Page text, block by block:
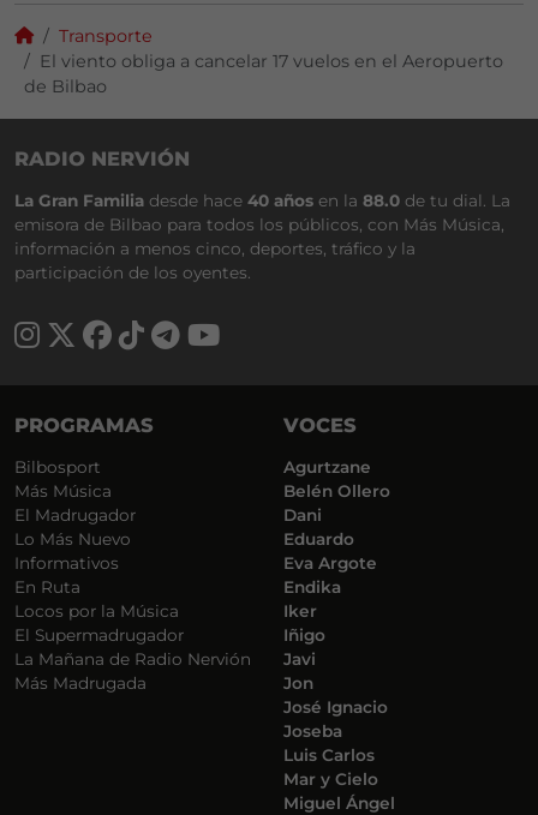
Transporte
El viento obliga a cancelar 17 vuelos en el Aeropuerto
de Bilbao
RADIO NERVIÓN
La Gran Familia desde hace 40 años en la 88.0 de tu dial. La
emisora de Bilbao para todos los públicos, con Más Música,
información a menos cinco, deportes, tráfico y la
participación de los oyentes.
PROGRAMAS
Bilbosport
Más Música
El Madrugador
Lo Más Nuevo
Informativos
En Ruta
Locos por la Música
El Supermadrugador
La Mañana de Radio Nervión
Más Madrugada
VOCES
Agurtzane
Belén Ollero
Dani
Eduardo
Eva Argote
Endika
Iker
Iñigo
Javi
Jon
José Ignacio
Joseba
Luis Carlos
Mar y Cielo
Miguel Ángel